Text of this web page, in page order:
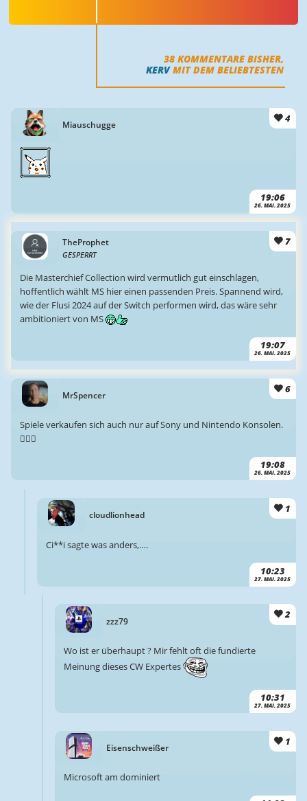
38 KOMMENTARE BISHER,
KERVMIT DEM BELIEBTESTEN
Miauschugge
4
19:06
26. MAI. 2025
TheProphet
GESPERRT
7
19:07
26. MAI. 2025
Die Masterchief Collection wird vermutlich gut einschlagen,
hoffentlich wählt MS hier einen passenden Preis. Spannend wird,
wie der Flusi 2024 auf der Switch performen wird, das wäre sehr
ambitioniert von MS
MrSpencer
6
19:08
26. MAI. 2025
Spiele verkaufen sich auch nur auf Sony und Nintendo Konsolen.
🤷🏻‍♂️
cloudlionhead
1
10:23
27. MAI. 2025
Ci**i sagte was anders,….
zzz79
2
10:31
27. MAI. 2025
Wo ist er überhaupt ? Mir fehlt oft die fundierte
Meinung dieses CW Expertes
Eisenschweißer
1
Microsoft am dominiert